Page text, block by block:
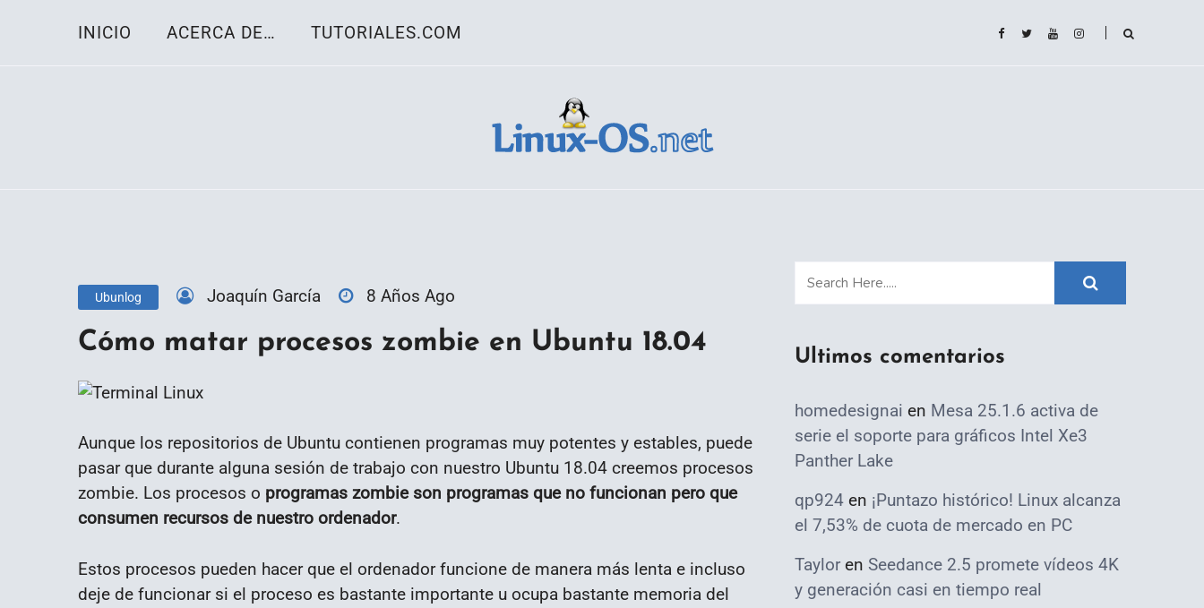
INICIO ACERCA DE… TUTORIALES.COM
Ubunlog Joaquín García 8 Años Ago
Cómo matar procesos zombie en Ubuntu 18.04
Aunque los repositorios de Ubuntu contienen programas muy potentes y estables, puede
pasar que durante alguna sesión de trabajo con nuestro Ubuntu 18.04 creemos procesos
zombie. Los procesos o programas zombie son programas que no funcionan pero que
consumen recursos de nuestro ordenador.
Estos procesos pueden hacer que el ordenador funcione de manera más lenta e incluso
deje de funcionar si el proceso es bastante importante u ocupa bastante memoria del
Ultimos comentarios
homedesignai en Mesa 25.1.6 activa de
serie el soporte para gráficos Intel Xe3
Panther Lake
qp924 en ¡Puntazo histórico! Linux alcanza
el 7,53% de cuota de mercado en PC
Taylor en Seedance 2.5 promete vídeos 4K
y generación casi en tiempo real